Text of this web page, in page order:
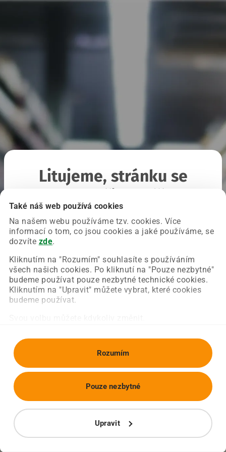
Také náš web používá cookies
Na našem webu používáme tzv. cookies. Více
informací o tom, co jsou cookies a jaké používáme, se
dozvíte zde.
Kliknutím na "Rozumím" souhlasíte s používáním
všech našich cookies. Po kliknutí na "Pouze nezbytné"
budeme používat pouze nezbytné technické cookies.
Kliknutím na "Upravit" můžete vybrat, které cookies
budeme používat.
Rozumím
Upravit
Pouze nezbytné
Litujeme, stránku se
Chyba nastala na naší straně a už ji opravujeme.
Zkuste prosím znovu načíst požadovanou stránku.
Obnovit stránku Úvodní strana